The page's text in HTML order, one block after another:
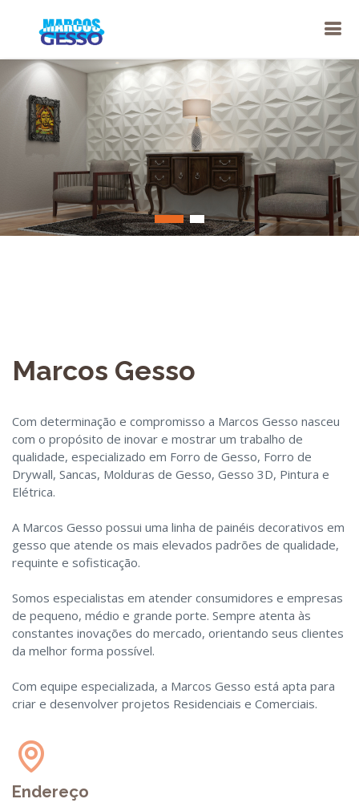
Marcos Gesso
Com determinação e compromisso a Marcos Gesso nasceu
com o propósito de inovar e mostrar um trabalho de
qualidade, especializado em Forro de Gesso, Forro de
Drywall, Sancas, Molduras de Gesso, Gesso 3D, Pintura e
Elétrica.
A Marcos Gesso possui uma linha de painéis decorativos em
gesso que atende os mais elevados padrões de qualidade,
requinte e sofisticação.
Somos especialistas em atender consumidores e empresas
de pequeno, médio e grande porte. Sempre atenta às
constantes inovações do mercado, orientando seus clientes
da melhor forma possível.
Com equipe especializada, a Marcos Gesso está apta para
criar e desenvolver projetos Residenciais e Comerciais.
Endereço